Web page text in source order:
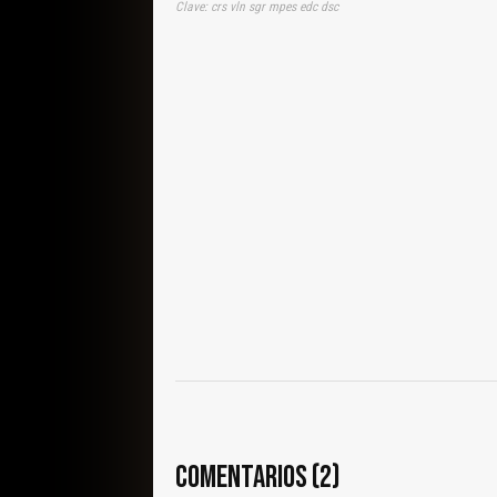
Clave: crs vln sgr mpes edc dsc
COMENTARIOS (2)